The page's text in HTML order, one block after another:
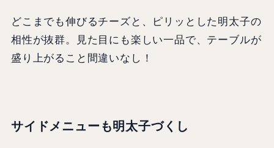
どこまでも伸びるチーズと、ピリッとした明太子の
相性が抜群。見た目にも楽しい一品で、テーブルが
盛り上がること間違いなし！
サイドメニューも明太子づくし